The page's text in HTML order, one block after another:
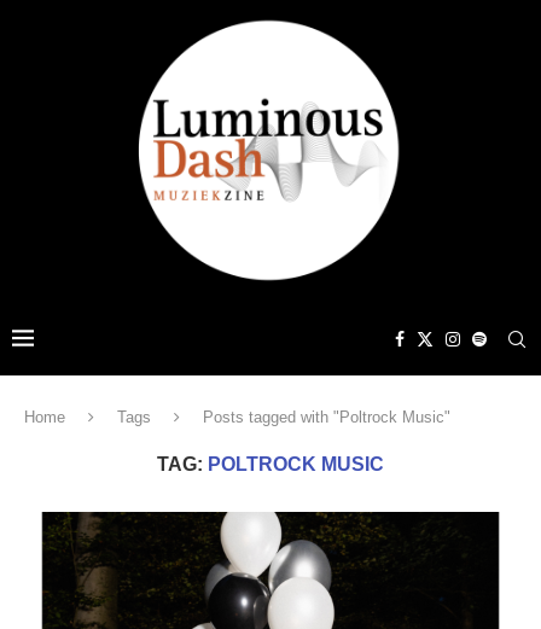
Home Tags Posts tagged with "Poltrock Music"
TAG: POLTROCK MUSIC